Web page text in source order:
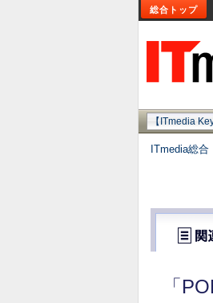
総合トップ
【ITmedia
ITmedia総合
「